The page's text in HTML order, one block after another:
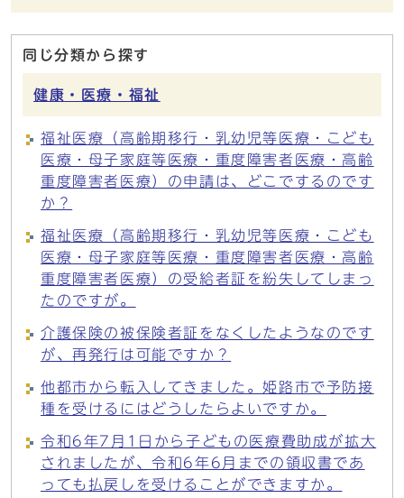
同じ分類から探す
健康・医療・福祉
福祉医療（高齢期移行・乳幼児等医療・こども
医療・母子家庭等医療・重度障害者医療・高齢
重度障害者医療）の申請は、どこでするのです
か？
福祉医療（高齢期移行・乳幼児等医療・こども
医療・母子家庭等医療・重度障害者医療・高齢
重度障害者医療）の受給者証を紛失してしまっ
たのですが。
介護保険の被保険者証をなくしたようなのです
が、再発行は可能ですか？
他都市から転入してきました。姫路市で予防接
種を受けるにはどうしたらよいですか。
令和6年7月1日から子どもの医療費助成が拡大
されましたが、令和6年6月までの領収書であ
っても払戻しを受けることができますか。